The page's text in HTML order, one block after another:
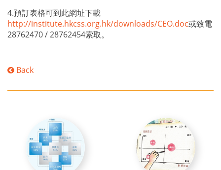
4.預訂表格可到此網址下載
http://institute.hkcss.org.hk/downloads/CEO.doc或致電
28762470/ 28762454索取。
Back